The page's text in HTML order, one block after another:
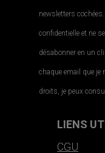
newsletters
confidentielle et ne
désabonner en un
chaque email que je
droits, je peux
LIENS
CGU